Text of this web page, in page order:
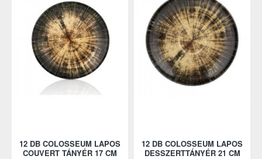
12 DB COLOSSEUM LAPOS
COUVERT TÁNYÉR 17 CM
12 DB COLOSSEUM LAPOS
DESSZERTTÁNYÉR 21 CM